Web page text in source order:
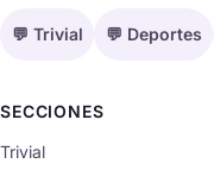
💬 Trivial 💬 Deportes
SECCIONES
Trivial